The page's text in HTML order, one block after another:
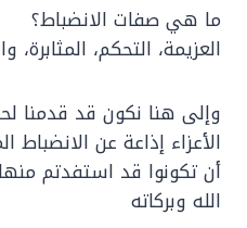
ما هي صفات الانضباط؟
العزيمة، التحكم، المثابرة،
وإلى هنا نكون قد قدمنا
الأعزاء إذاعة عن
أن تكونوا قد استفدتم
الله وبركاته